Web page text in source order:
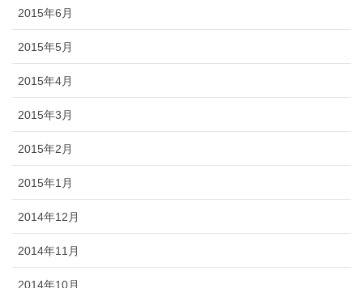
2015年6月
2015年5月
2015年4月
2015年3月
2015年2月
2015年1月
2014年12月
2014年11月
2014年10月